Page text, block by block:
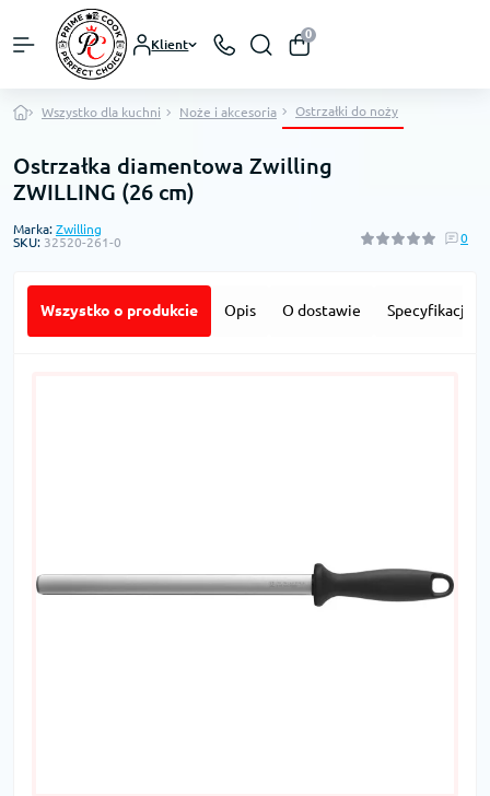
Klient
0
Wszystko dla kuchni Noże i akcesoria Ostrzałki do noży
Ostrzałka diamentowa Zwilling
ZWILLING (26 cm)
Marka: Zwilling
SKU: 32520-261-0 0
Wszystko o produkcie Opis O dostawie Specyfikacja